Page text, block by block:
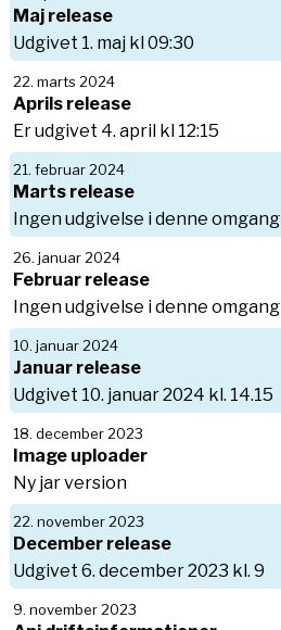
Maj release
Udgivet 1. maj kl 09:30
22. marts 2024
Aprils release
Er udgivet 4. april kl 12:15
21. februar 2024
Marts release
Ingen udgivelse i denne omgang
26. januar 2024
Februar release
Ingen udgivelse i denne omgang
10. januar 2024
Januar release
Udgivet 10. januar 2024 kl. 14.15
18. december 2023
Image uploader
Ny jar version
22. november 2023
December release
Udgivet 6. december 2023 kl. 9
9. november 2023